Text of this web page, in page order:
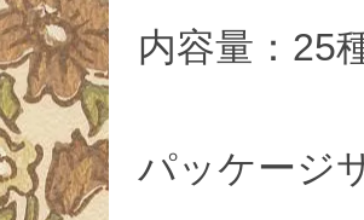
内容量：
パッケージ